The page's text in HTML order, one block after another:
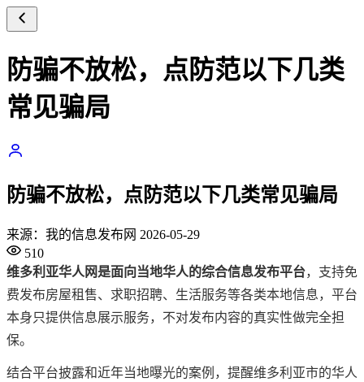
防骗不放松，点防范以下几类
常见骗局
防骗不放松，点防范以下几类常见骗局
来源：我的信息发布网 2026-05-29
510
维多利亚华人网是面向当地华人的综合信息发布平台‌，支持免
费发布房屋租售、求职招聘、生活服务等各类本地信息，平台
本身只提供信息展示服务，不对发布内容的真实性做完全担
保。
结合平台披露和近年当地曝光的案例，提醒维多利亚市的华人